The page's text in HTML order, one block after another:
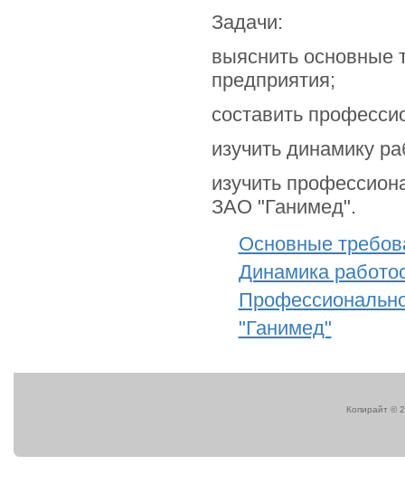
Задачи:
выяснить основные
предприятия;
составить
изучить динамику
изучить
ЗАО "Ганимед".
Основные
Динамика
"Ганимед"
Копирайт ©